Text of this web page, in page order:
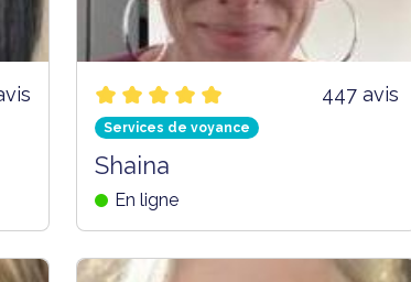
447 avis
Services de voyance
Shaina
En ligne